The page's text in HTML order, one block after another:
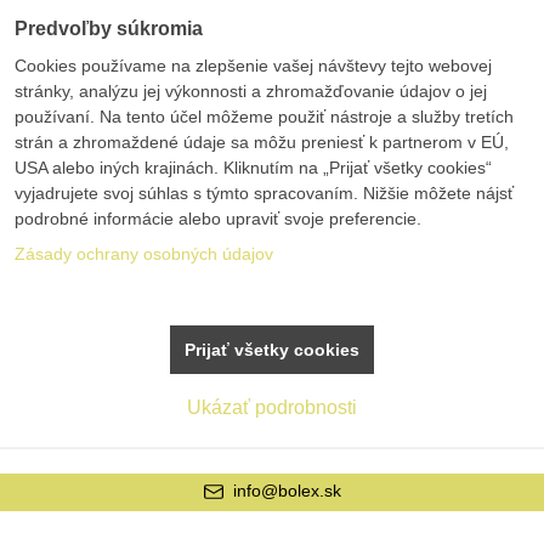
info@bolex.sk
Predvoľby súkromia
Cookies používame na zlepšenie vašej návštevy tejto webovej
stránky, analýzu jej výkonnosti a zhromažďovanie údajov o jej
používaní. Na tento účel môžeme použiť nástroje a služby tretích
strán a zhromaždené údaje sa môžu preniesť k partnerom v EÚ,
USA alebo iných krajinách. Kliknutím na „Prijať všetky cookies“
vyjadrujete svoj súhlas s týmto spracovaním. Nižšie môžete nájsť
podrobné informácie alebo upraviť svoje preferencie.
Zásady ochrany osobných údajov
Ukázať podrobnosti
Prijať všetky cookies